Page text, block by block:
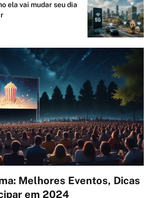
ela vai mudar seu dia
Melhores Eventos, Dicas
em 2024